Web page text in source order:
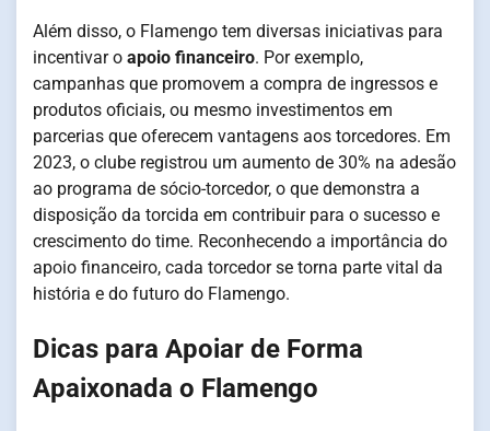
Além disso, o Flamengo tem diversas iniciativas para
incentivar o apoio financeiro. Por exemplo,
campanhas que promovem a compra de ingressos e
produtos oficiais, ou mesmo investimentos em
parcerias que oferecem vantagens aos torcedores. Em
2023, o clube registrou um aumento de 30% na adesão
ao programa de sócio-torcedor, o que demonstra a
disposição da torcida em contribuir para o sucesso e
crescimento do time. Reconhecendo a importância do
apoio financeiro, cada torcedor se torna parte vital da
história e do futuro do Flamengo.
Dicas para Apoiar de Forma
Apaixonada o Flamengo